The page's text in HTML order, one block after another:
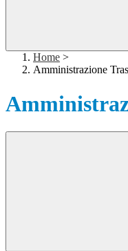
Home >
Amministrazione